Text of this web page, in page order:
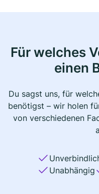
Für welches
einen
Du sagst uns, für
benötigst – wir holen
von verschiedenen
Unabhängig